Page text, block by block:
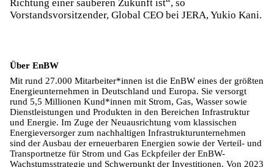
Richtung einer sauberen Zukunft ist“, so
Vorstandsvorsitzender, Global CEO bei JERA, Yukio Kani.
Über EnBW
Mit rund 27.000 Mitarbeiter*innen ist die EnBW eines der größten
Energieunternehmen in Deutschland und Europa. Sie versorgt
rund 5,5 Millionen Kund*innen mit Strom, Gas, Wasser sowie
Dienstleistungen und Produkten in den Bereichen Infrastruktur
und Energie. Im Zuge der Neuausrichtung vom klassischen
Energieversorger zum nachhaltigen Infrastrukturunternehmen
sind der Ausbau der erneuerbaren Energien sowie der Verteil- und
Transportnetze für Strom und Gas Eckpfeiler der EnBW-
Wachstumsstrategie und Schwerpunkt der Investitionen. Von 2023